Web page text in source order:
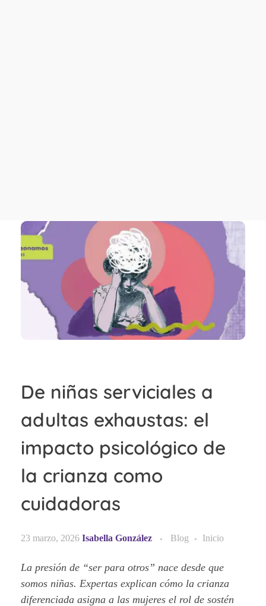
De niñas serviciales a
adultas exhaustas: el
impacto psicológico de
la crianza como
cuidadoras
23 marzo, 2026 Isabella González Blog Inicio
La presión de “ser para otros” nace desde que
somos niñas. Expertas explican cómo la crianza
diferenciada asigna a las mujeres el rol de sostén